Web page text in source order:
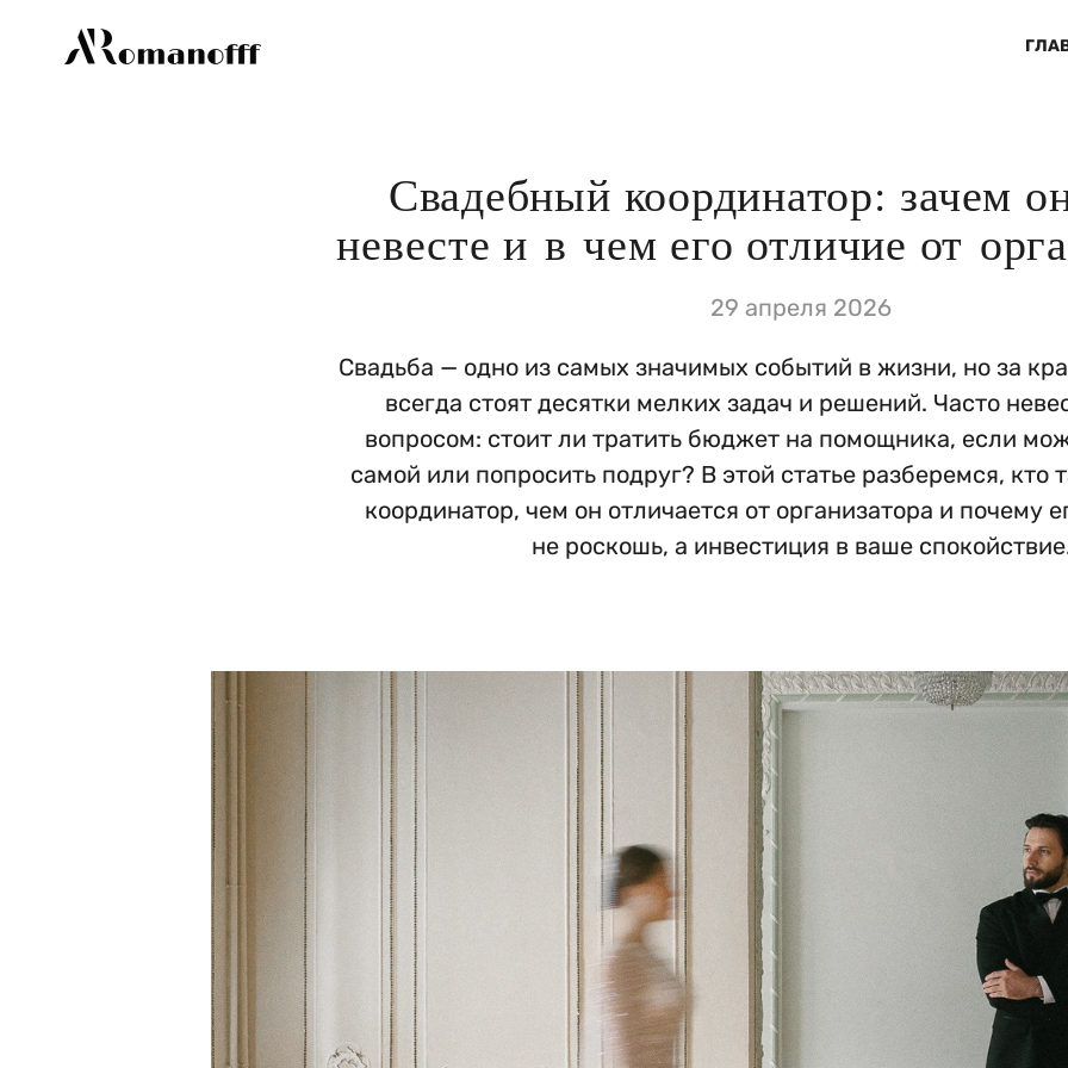
Свадебный координатор: зачем
невесте и в чем его отличие от
29 апреля 2026
Свадьба — одно из самых значимых событий в жизни, но за
всегда стоят десятки мелких задач и решений. Часто
вопросом: стоит ли тратить бюджет на помощника, если
самой или попросить подруг? В этой статье разберемся, кто
координатор, чем он отличается от организатора и почему
не роскошь, а инвестиция в ваше